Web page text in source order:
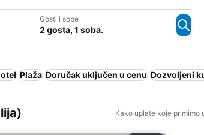
Gosti i sobe
2 gosta, 1 soba.
Plaža Doručak uključen u cenu Dozvoljeni
Kako uplate koje primimo